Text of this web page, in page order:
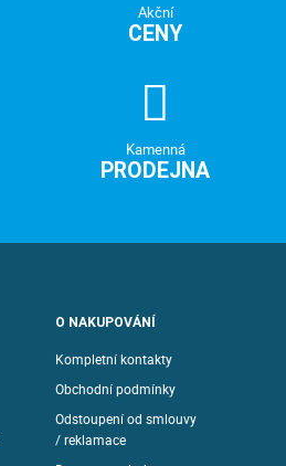
Akční
CENY
Kamenná
PRODEJNA
O NAKUPOVÁNÍ
Kompletní kontakty
Obchodní podmínky
Odstoupení od smlouvy
/ reklamace